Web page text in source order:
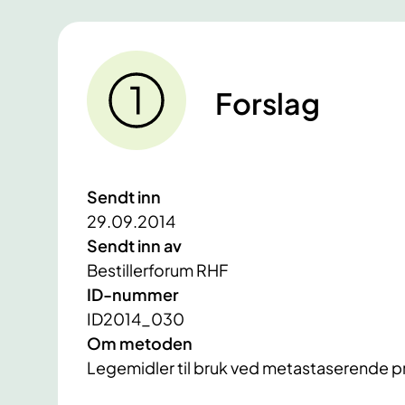
Forslag
Sendt inn
29.09.2014
Sendt inn av
Bestillerforum RHF
ID-nummer
ID2014_030
Om metoden
Legemidler til bruk ved metastaserende